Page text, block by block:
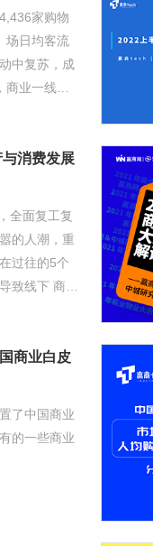
家购物
场日均客流
中复苏，成
商业一线城
战，积极的
，各档次购
高峰。行至
理由不对
消费发展
全面复工复
的人潮，重
过往的5个
致线下 商业
动的宏观经
商业白皮
了中国商业
的一些商业
下，中国商